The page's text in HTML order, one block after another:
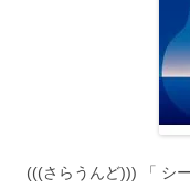
(((さらうんど))) 「 シ